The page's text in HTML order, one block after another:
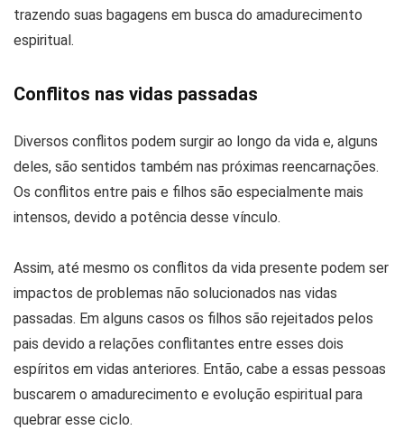
trazendo suas bagagens em busca do amadurecimento
espiritual.
Conflitos nas vidas passadas
Diversos conflitos podem surgir ao longo da vida e, alguns
deles, são sentidos também nas próximas reencarnações.
Os conflitos entre pais e filhos são especialmente mais
intensos, devido a potência desse vínculo.
Assim, até mesmo os conflitos da vida presente podem ser
impactos de problemas não solucionados nas vidas
passadas. Em alguns casos os filhos são rejeitados pelos
pais devido a relações conflitantes entre esses dois
espíritos em vidas anteriores. Então, cabe a essas pessoas
buscarem o amadurecimento e evolução espiritual para
quebrar esse ciclo.